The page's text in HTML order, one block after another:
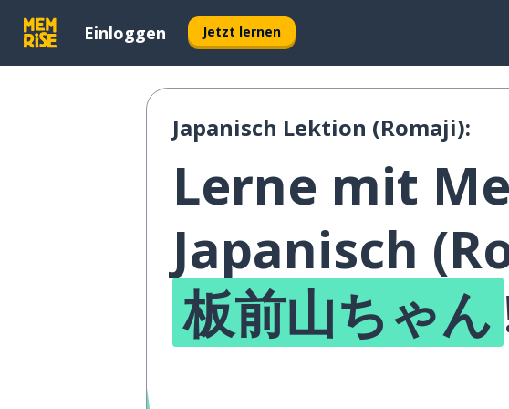
Einloggen Jetzt lernen
Japanisch Lektion (Romaji):
Lerne mit
Japanisch
板前山ちゃん